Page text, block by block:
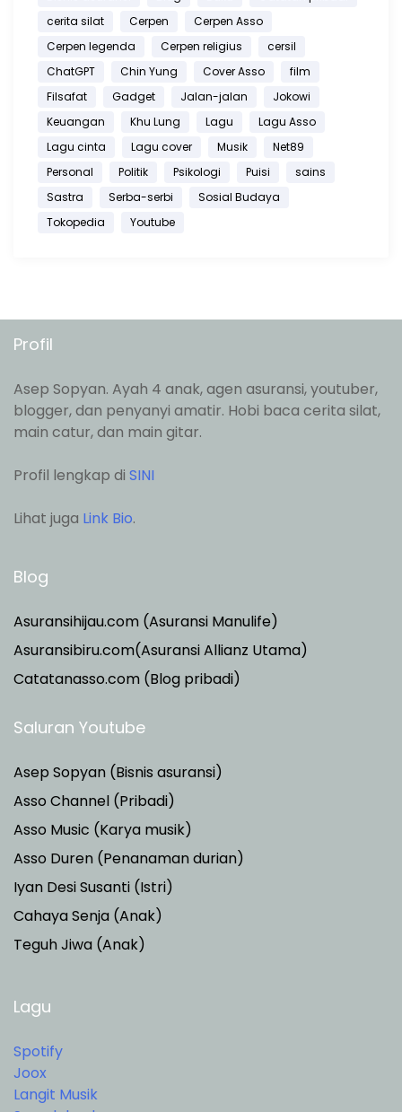
cerita silat
Cerpen
Cerpen Asso
Cerpen legenda
Cerpen religius
cersil
ChatGPT
Chin Yung Cover Asso
film
Filsafat
Gadget Jalan-jalan
Jokowi
Keuangan
Khu Lung Lagu
Lagu Asso
Lagu cinta
Lagu cover Musik
Net89
Personal
Politik Psikologi Puisi
sains
Sastra
Serba-serbi
Sosial Budaya
Tokopedia
Youtube
Profil
Asep Sopyan. Ayah 4 anak, agen asuransi, youtuber,
blogger, dan penyanyi amatir. Hobi baca cerita silat,
main catur, dan main gitar.
Profil lengkap di SINI
Lihat juga Link Bio.
Blog
Asuransihijau.com (Asuransi Manulife)
Asuransibiru.com(Asuransi Allianz Utama)
Catatanasso.com (Blog pribadi)
Saluran Youtube
Asep Sopyan (Bisnis asuransi)
Asso Channel (Pribadi)
Asso Music (Karya musik)
Asso Duren (Penanaman durian)
Iyan Desi Susanti (Istri)
Cahaya Senja (Anak)
Teguh Jiwa (Anak)
Lagu
Spotify
Joox
Langit Musik